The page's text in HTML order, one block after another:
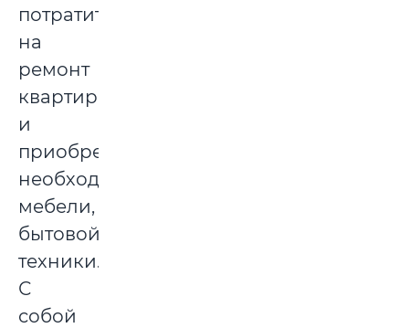
потратиться
на
ремонт
квартиры
и
приобретение
необходимой
мебели,
бытовой
техники.
С
собой